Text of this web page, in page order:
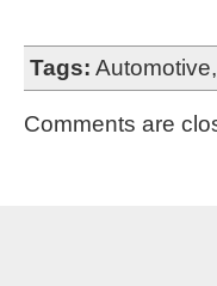
Tags: Automotive,
Comments are